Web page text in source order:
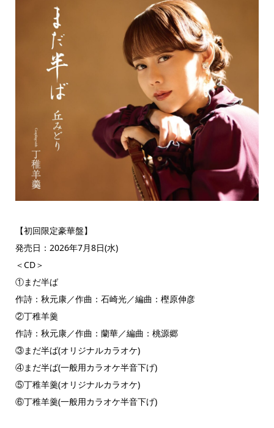
【初回限定豪華盤】
発売日：2026年7月8日(水)
＜CD＞
①まだ半ば
作詩：秋元康／作曲：石崎光／編曲：樫原伸彦
②丁稚羊羹
作詩：秋元康／作曲：蘭華／編曲：桃源郷
③まだ半ば(オリジナルカラオケ)
④まだ半ば(一般用カラオケ半音下げ)
⑤丁稚羊羹(オリジナルカラオケ)
⑥丁稚羊羹(一般用カラオケ半音下げ)